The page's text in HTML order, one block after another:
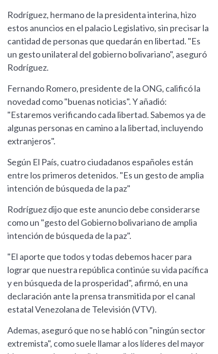
Rodríguez, hermano de la presidenta interina, hizo
estos anuncios en el palacio Legislativo, sin precisar la
cantidad de personas que quedarán en libertad. "Es
un gesto unilateral del gobierno bolivariano", aseguró
Rodríguez.
Fernando Romero, presidente de la ONG, calificó la
novedad como "buenas noticias". Y añadió:
"Estaremos verificando cada libertad. Sabemos ya de
algunas personas en camino a la libertad, incluyendo
extranjeros".
Según El País, cuatro ciudadanos españoles están
entre los primeros detenidos. "Es un gesto de amplia
intención de búsqueda de la paz"
Rodríguez dijo que este anuncio debe considerarse
como un "gesto del Gobierno bolivariano de amplia
intención de búsqueda de la paz".
"El aporte que todos y todas debemos hacer para
lograr que nuestra república continúe su vida pacífica
y en búsqueda de la prosperidad", afirmó, en una
declaración ante la prensa transmitida por el canal
estatal Venezolana de Televisión (VTV).
Ademas, aseguró que no se habló con "ningún sector
extremista", como suele llamar a los líderes del mayor